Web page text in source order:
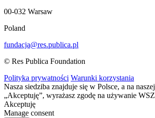
00-032 Warsaw
Poland
fundacja@res.publica.pl
© Res Publica Foundation
Polityka prywatności Warunki korzystania
Nasza siedziba znajduje się w Polsce, a na
„Akceptuję”, wyrażasz zgodę na używanie
Akceptuję
Manage consent